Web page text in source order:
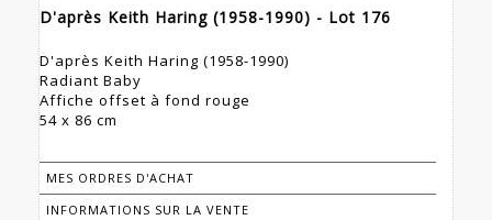
D'après Keith Haring (1958-1990) - Lot 176
D'après Keith Haring (1958-1990)
Radiant Baby
Affiche offset à fond rouge
54 x 86 cm
MES ORDRES D'ACHAT
INFORMATIONS SUR LA VENTE